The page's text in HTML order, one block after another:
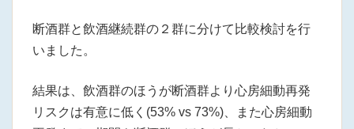
断酒群と飲酒継続群の２群に分けて比較検討を行
いました。
結果は、飲酒群のほうが断酒群より心房細動再発
リスクは有意に低く(53% vs 73%)、また心房細動